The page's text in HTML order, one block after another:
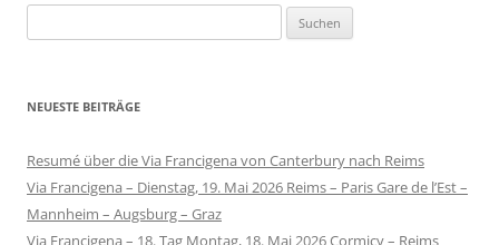
nach:
NEUESTE BEITRÄGE
Resumé über die Via Francigena von Canterbury nach Reims
Via Francigena – Dienstag, 19. Mai 2026 Reims – Paris Gare de l’Est –
Mannheim – Augsburg – Graz
Via Francigena – 18. Tag Montag, 18. Mai 2026 Cormicy – Reims